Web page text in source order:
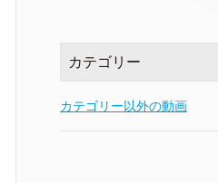
カテゴリー
カテゴリー以外の動画